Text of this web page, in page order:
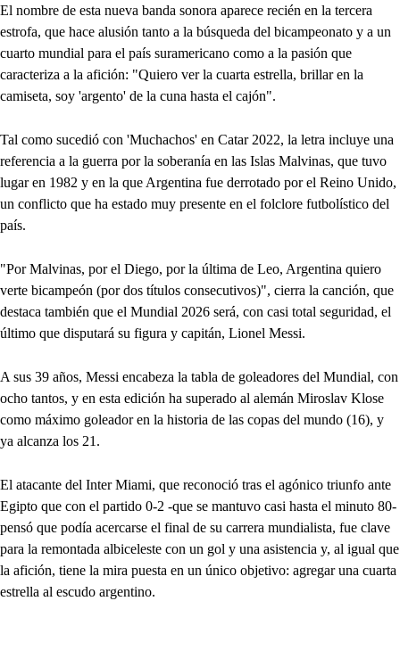
El nombre de esta nueva banda sonora aparece recién en la tercera
estrofa, que hace alusión tanto a la búsqueda del bicampeonato y a un
cuarto mundial para el país suramericano como a la pasión que
caracteriza a la afición: "Quiero ver la cuarta estrella, brillar en la
camiseta, soy 'argento' de la cuna hasta el cajón".
Tal como sucedió con 'Muchachos' en Catar 2022, la letra incluye una
referencia a la guerra por la soberanía en las Islas Malvinas, que tuvo
lugar en 1982 y en la que Argentina fue derrotado por el Reino Unido,
un conflicto que ha estado muy presente en el folclore futbolístico del
país.
"Por Malvinas, por el Diego, por la última de Leo, Argentina quiero
verte bicampeón (por dos títulos consecutivos)", cierra la canción, que
destaca también que el Mundial 2026 será, con casi total seguridad, el
último que disputará su figura y capitán, Lionel Messi.
A sus 39 años, Messi encabeza la tabla de goleadores del Mundial, con
ocho tantos, y en esta edición ha superado al alemán Miroslav Klose
como máximo goleador en la historia de las copas del mundo (16), y
ya alcanza los 21.
El atacante del Inter Miami, que reconoció tras el agónico triunfo ante
Egipto que con el partido 0-2 -que se mantuvo casi hasta el minuto 80-
pensó que podía acercarse el final de su carrera mundialista, fue clave
para la remontada albiceleste con un gol y una asistencia y, al igual que
la afición, tiene la mira puesta en un único objetivo: agregar una cuarta
estrella al escudo argentino.